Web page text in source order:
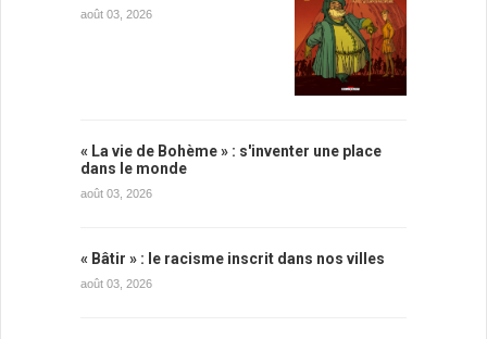
août 03, 2026
« La vie de Bohème » : s'inventer une place
dans le monde
août 03, 2026
« Bâtir » : le racisme inscrit dans nos villes
août 03, 2026